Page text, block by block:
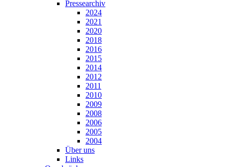
Pressearchiv
2024
2021
2020
2018
2016
2015
2014
2012
2011
2010
2009
2008
2006
2005
2004
Über uns
Links